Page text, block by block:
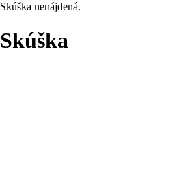
Skúška nenájdená.
Skúška